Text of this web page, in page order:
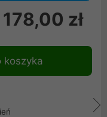
178,00 zł
koszyka